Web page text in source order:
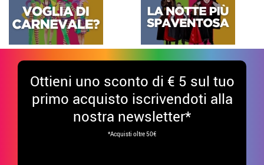
Ottieni uno sconto di € 5 sul tuo
primo acquisto iscrivendoti alla
nostra newsletter*
*Acquisti oltre 50€